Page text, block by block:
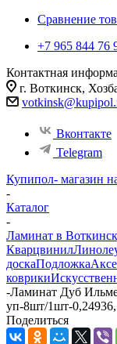
Сравнение
+7 965 844 76
Контактная
г. Воткинск,
Вконтакте
Telegram
Купипол- магазин
-
Каталог
-
Ламинат в
Кварцвинил
доскаПодложка
коврики
-Ламинат Дуб
уп-8шт/1шт-0,24936,
Поделиться